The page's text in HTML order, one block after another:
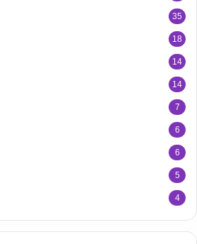
35
18
14
14
7
6
6
5
4